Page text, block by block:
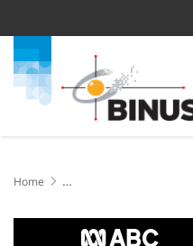
Home
Dunia